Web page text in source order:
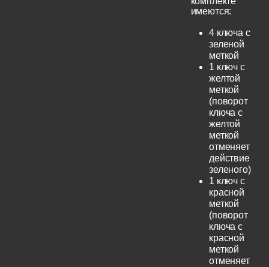
имеются:
4 ключа с
зеленой
меткой
1 ключ с
желтой
меткой
(поворот
ключа с
желтой
меткой
отменяет
действие
зеленого)
1 ключ с
красной
меткой
(поворот
ключа с
красной
меткой
отменяет